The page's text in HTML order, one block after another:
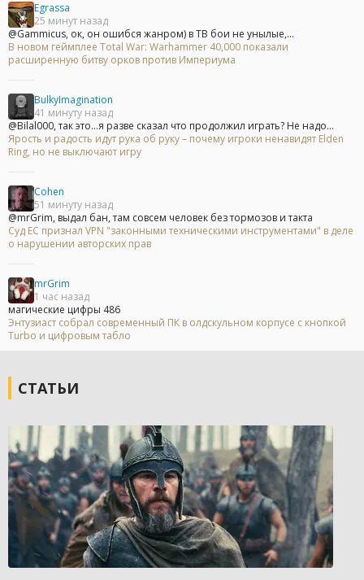
Egrassa
25 минут назад
@Gammicus, ок, он ошибся жанром) в ТВ бои не унылые,...
В новом геймплее Total War: Warhammer 40,000 показали
расширенную битву орков против Империума
BulkyImagination
41 минуту назад
@Bilal000, так это...я разве сказал что продолжил играть? Не надо...
Ярость и радость идут рука об руку – почему игроки ненавидят Elden
Ring, но не выключают игру
Cohen
51 минуту назад
@mrGrim, выдал бан, там совсем человек без тормозов и такта
Суд ЕС признал VPN "законными техническими инструментами" в деле
о нарушении авторских прав
mrGrim
1 час назад
магические цифры 486
Энтузиаст собрал современный ПК в олдскульном корпусе с кнопкой
Turbo и цифровым табло
СТАТЬИ